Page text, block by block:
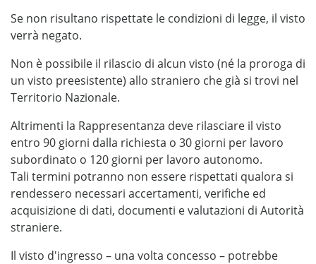
Se non risultano rispettate le condizioni di legge, il visto
verrà negato.
Non è possibile il rilascio di alcun visto (né la proroga di
un visto preesistente) allo straniero che già si trovi nel
Territorio Nazionale.
Altrimenti la Rappresentanza deve rilasciare il visto
entro 90 giorni dalla richiesta o 30 giorni per lavoro
subordinato o 120 giorni per lavoro autonomo.
Tali termini potranno non essere rispettati qualora si
rendessero necessari accertamenti, verifiche ed
acquisizione di dati, documenti e valutazioni di Autorità
straniere.
Il visto d'ingresso – una volta concesso – potrebbe